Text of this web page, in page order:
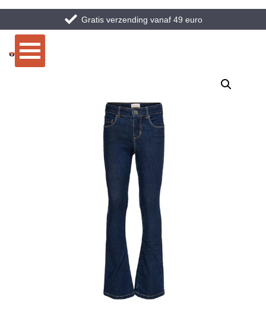
Gratis verzending vanaf 49 euro